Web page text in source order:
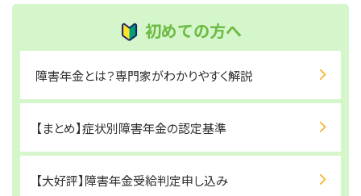
初めての方へ
障害年金とは？専門家がわかりやすく解説
【まとめ】症状別障害年金の認定基準
【大好評】障害年金受給判定申し込み